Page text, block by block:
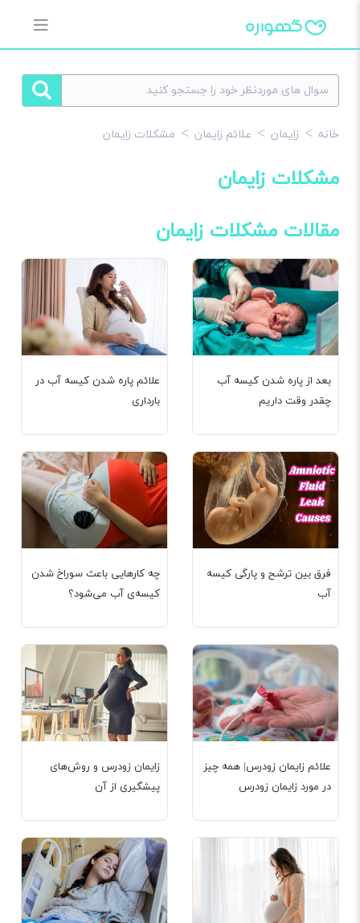
خانه زایمان علائم زایمان مشکلات زایمان
مشکلات زایمان
مقالات مشکلات زایمان
علائم پاره شدن کیسه آب در
بارداری
بعد از پاره شدن کیسه آب
چقدر وقت داریم
چه کارهایی باعث سوراخ شدن
کیسه‌ی آب می‌شود؟
فرق بین ترشح و پارگی کیسه
آب
زایمان زودرس و روش‌های
پیشگیری از آن
علائم زایمان زودرس| همه چیز
در مورد زایمان زودرس